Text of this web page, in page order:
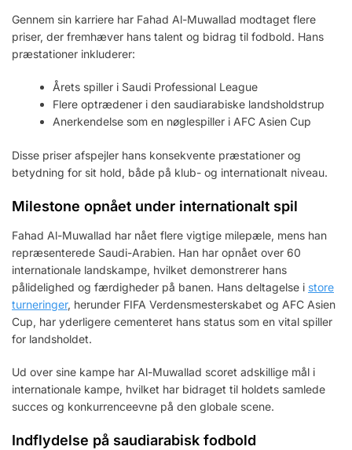
Gennem sin karriere har Fahad Al-Muwallad modtaget flere
priser, der fremhæver hans talent og bidrag til fodbold. Hans
præstationer inkluderer:
Årets spiller i Saudi Professional League
Flere optrædener i den saudiarabiske landsholdstrup
Anerkendelse som en nøglespiller i AFC Asien Cup
Disse priser afspejler hans konsekvente præstationer og
betydning for sit hold, både på klub- og internationalt niveau.
Milestone opnået under internationalt spil
Fahad Al-Muwallad har nået flere vigtige milepæle, mens han
repræsenterede Saudi-Arabien. Han har opnået over 60
internationale landskampe, hvilket demonstrerer hans
pålidelighed og færdigheder på banen. Hans deltagelse i store
turneringer, herunder FIFA Verdensmesterskabet og AFC Asien
Cup, har yderligere cementeret hans status som en vital spiller
for landsholdet.
Ud over sine kampe har Al-Muwallad scoret adskillige mål i
internationale kampe, hvilket har bidraget til holdets samlede
succes og konkurrenceevne på den globale scene.
Indflydelse på saudiarabisk fodbold